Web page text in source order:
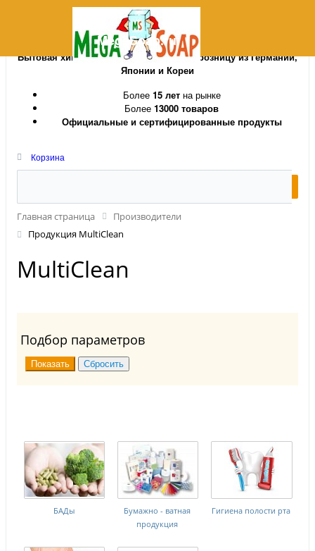
MegaSoap.ru
Бытовая химия и косметика оптом и в розницу из Германии,
Японии и Кореи
Более 15 летна рынке
Более 13000 товаров
Официальные и сертифицированные продукты
Корзина
Главная страница
Производители
Продукция MultiClean
MultiClean
Подбор параметров
БАДы
Бумажно - ватная
продукция
Гигиена полости рта